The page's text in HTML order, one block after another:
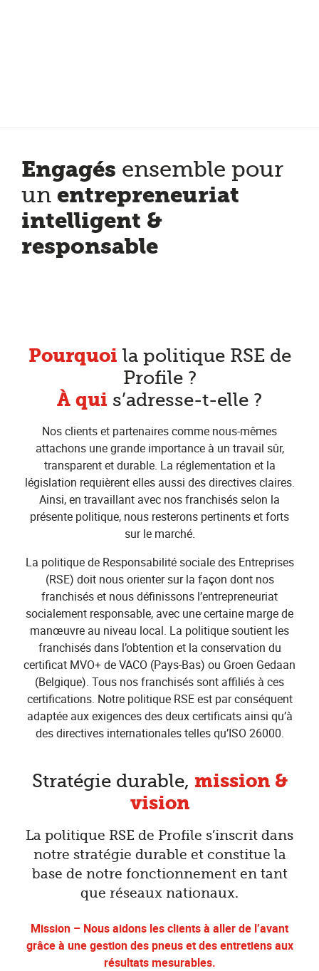
Engagés ensemble pour
un entrepreneuriat
intelligent &
responsable
Pourquoi la politique RSE de
Profile ?
À qui s’adresse-t-elle ?
Nos clients et partenaires comme nous-mêmes
attachons une grande importance à un travail sûr,
transparent et durable. La réglementation et la
législation requièrent elles aussi des directives claires.
Ainsi, en travaillant avec nos franchisés selon la
présente politique, nous resterons pertinents et forts
sur le marché.
La politique de Responsabilité sociale des Entreprises
(RSE) doit nous orienter sur la façon dont nos
franchisés et nous définissons l’entrepreneuriat
socialement responsable, avec une certaine marge de
manœuvre au niveau local. La politique soutient les
franchisés dans l’obtention et la conservation du
certificat MVO+ de VACO (Pays-Bas) ou Groen Gedaan
(Belgique). Tous nos franchisés sont affiliés à ces
certifications. Notre politique RSE est par conséquent
adaptée aux exigences des deux certificats ainsi qu’à
des directives internationales telles qu’ISO 26000.
Stratégie durable, mission &
vision
La politique RSE de Profile s’inscrit dans
notre stratégie durable et constitue la
base de notre fonctionnement en tant
que réseaux nationaux.
Mission – Nous aidons les clients à aller de l’avant
grâce à une gestion des pneus et des entretiens aux
résultats mesurables.